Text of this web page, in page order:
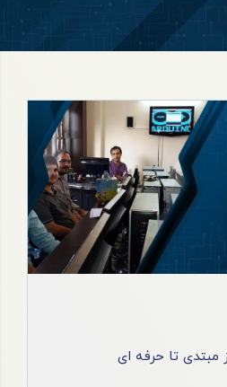
مبتدی تا حرفه ‌ای